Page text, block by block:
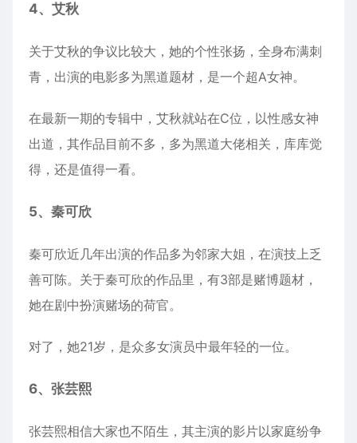
4、艾秋
关于艾秋的争议比较大，她的个性张扬，全身布满刺
青，出演的电影多为黑道题材，是一个超A女神。
在最新一期的专辑中，艾秋就站在C位，以性感女神
出道，其作品目前不多，多为黑道大佬相关，库库觉
得，还是值得一看。
5、秦可欣
秦可欣近几年出演的作品多为邻家大姐，在演技上乏
善可陈。关于秦可欣的作品里，有3部是赌博题材，
她在剧中扮演赌场的荷官。
对了，她21岁，是众多女演员中最年轻的一位。
6、张芸熙
张芸熙相信大家也不陌生，其主演的影片以家庭纷争